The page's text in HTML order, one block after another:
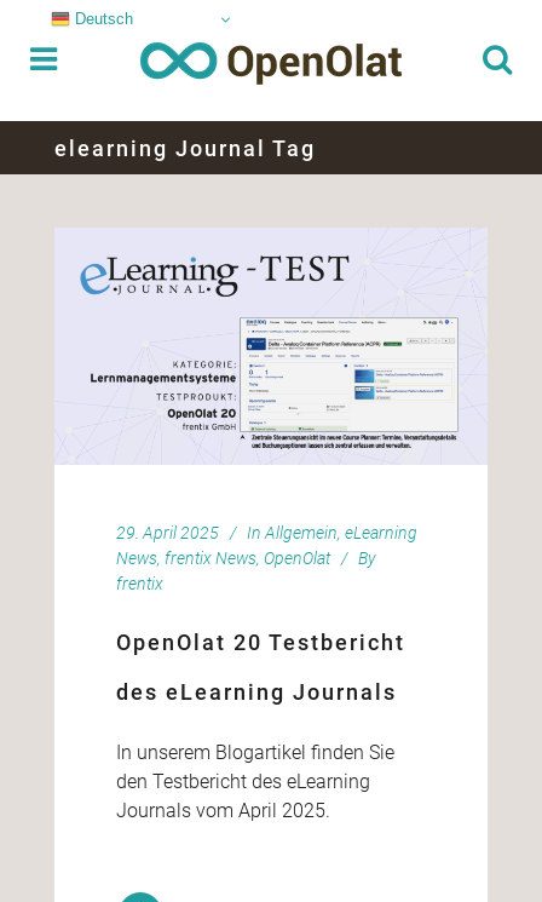
elearning Journal Tag
29. April 2025 In Allgemein, eLearning
News, frentix News, OpenOlat
By
frentix
OpenOlat 20 Testbericht
des eLearning Journals
In unserem Blogartikel finden Sie
den Testbericht des eLearning
Journals vom April 2025.
Deutsch